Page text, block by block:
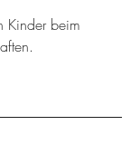
Kinder beim